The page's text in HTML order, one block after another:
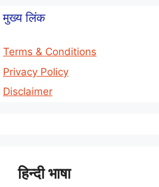
मुख्य लिंक
Terms & Conditions
Privacy Policy
Disclaimer
हिन्दी भाषा